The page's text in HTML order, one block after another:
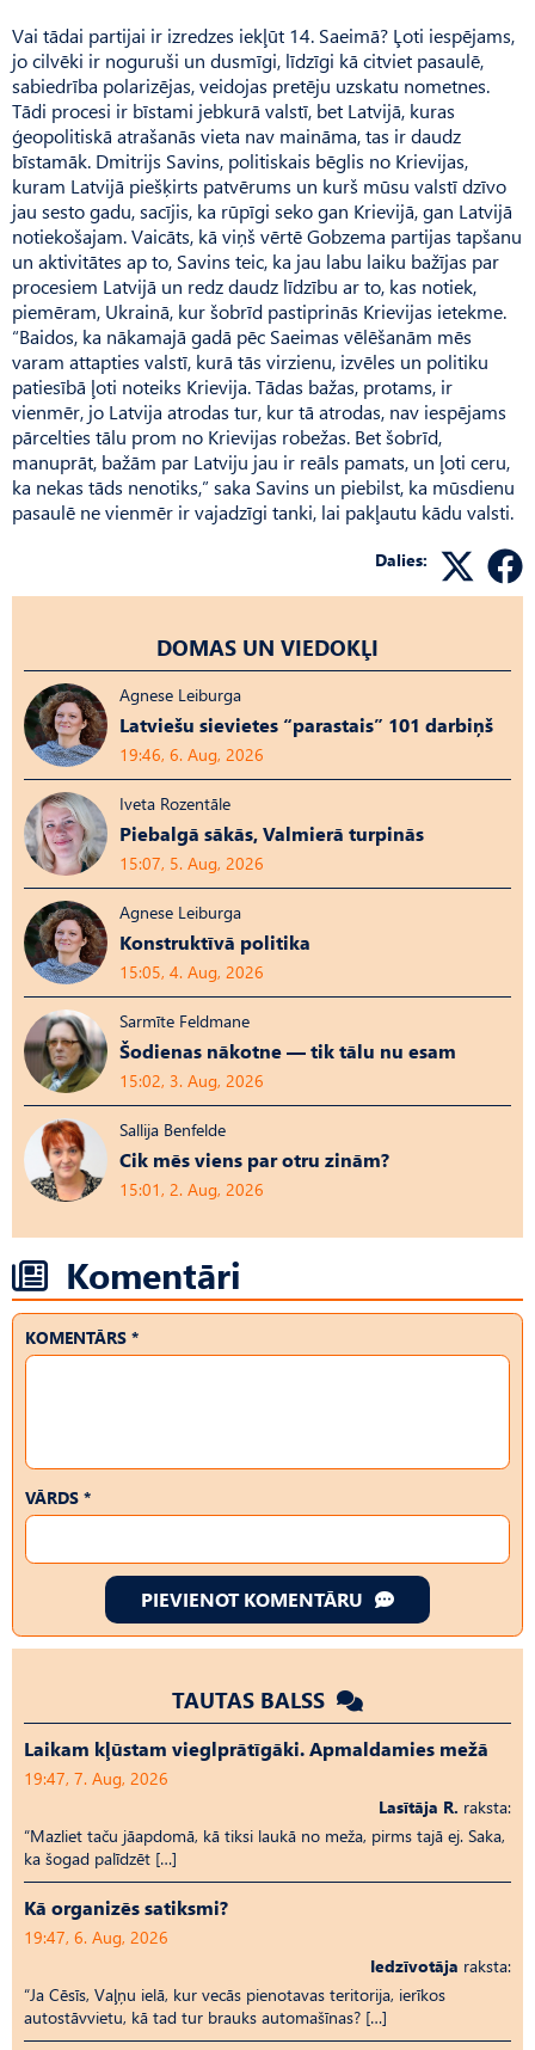
Vai tādai partijai ir izredzes iekļūt 14. Saeimā? Ļoti iespējams,
jo cilvēki ir noguruši un dusmīgi, līdzīgi kā citviet pasaulē,
sabiedrība polarizējas, veidojas pretēju uzskatu nometnes.
Tādi procesi ir bīstami jebkurā valstī, bet Latvijā, kuras
ģeopolitiskā atrašanās vieta nav maināma, tas ir daudz
bīstamāk. Dmitrijs Savins, politiskais bēglis no Krievijas,
kuram Latvijā piešķirts patvērums un kurš mūsu valstī dzīvo
jau sesto gadu, sacījis, ka rūpīgi seko gan Krievijā, gan Latvijā
notiekošajam. Vaicāts, kā viņš vērtē Gobzema partijas tapšanu
un aktivitātes ap to, Savins teic, ka jau labu laiku bažījas par
procesiem Latvijā un redz daudz līdzību ar to, kas notiek,
piemēram, Ukrainā, kur šobrīd pastiprinās Krievijas ietekme.
“Baidos, ka nākamajā gadā pēc Saeimas vēlēšanām mēs
varam attapties valstī, kurā tās virzienu, izvēles un politiku
patiesībā ļoti noteiks Krievija. Tādas bažas, protams, ir
vienmēr, jo Latvija atrodas tur, kur tā atrodas, nav iespējams
pārcelties tālu prom no Krievijas robežas. Bet šobrīd,
manuprāt, bažām par Latviju jau ir reāls pamats, un ļoti ceru,
ka nekas tāds nenotiks,” saka Savins un piebilst, ka mūsdienu
pasaulē ne vienmēr ir vajadzīgi tanki, lai pakļautu kādu valsti.
Dalies:
DOMAS UN VIEDOKĻI
Agnese Leiburga
Latviešu sievietes “parastais” 101 darbiņš
19:46, 6. Aug, 2026
Iveta Rozentāle
Piebalgā sākās, Valmierā turpinās
15:07, 5. Aug, 2026
Agnese Leiburga
Konstruktīvā politika
15:05, 4. Aug, 2026
Sarmīte Feldmane
Šodienas nākotne — tik tālu nu esam
15:02, 3. Aug, 2026
Sallija Benfelde
Cik mēs viens par otru zinām?
15:01, 2. Aug, 2026
Komentāri
KOMENTĀRS *
VĀRDS *
PIEVIENOT KOMENTĀRU
TAUTAS BALSS
Laikam kļūstam vieglprātīgāki. Apmaldamies mežā
19:47, 7. Aug, 2026
Lasītāja R. raksta:
“Mazliet taču jāapdomā, kā tiksi laukā no meža, pirms tajā ej. Saka,
ka šogad palīdzēt […]
Kā organizēs satiksmi?
19:47, 6. Aug, 2026
Iedzīvotāja raksta:
“Ja Cēsīs, Vaļņu ielā, kur vecās pienotavas teritorija, ierīkos
autostāvvietu, kā tad tur brauks automašīnas? […]